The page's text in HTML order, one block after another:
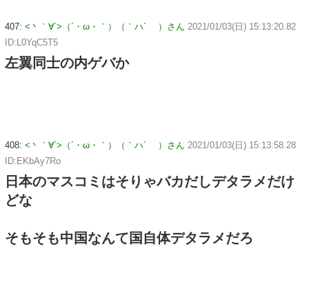
407: <丶｀∀´>（´・ω・｀）（｀ハ´ ）さん 2021/01/03(日) 15:13:20.82
ID:L0YqC5T5
左翼同士の内ゲバか
408: <丶｀∀´>（´・ω・｀）（｀ハ´ ）さん 2021/01/03(日) 15:13:58.28
ID:EKbAy7Ro
日本のマスコミはそりゃバカだしデタラメだけ
どな
そもそも中国なんて国自体デタラメだろ